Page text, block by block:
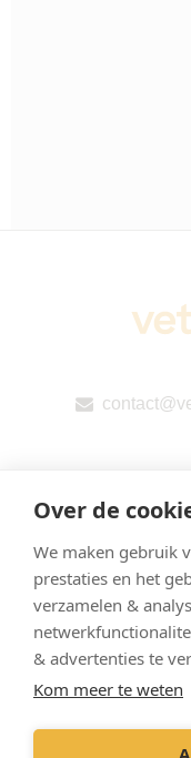
Over de
We maken gebruik
prestaties en het
verzamelen &
& advertenties te
Kom meer te weten
Openbare